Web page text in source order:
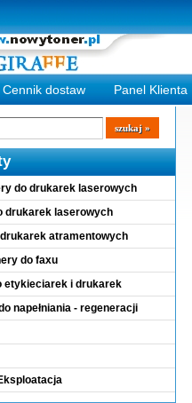
Cennik dostaw Panel Klienta
do drukarek laserowych
drukarek laserowych
drukarek atramentowych
do faxu
etykieciarek i drukarek
napełniania - regeneracji